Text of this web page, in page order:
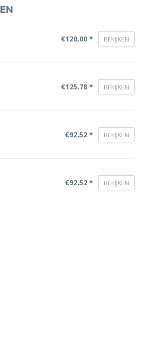
€120,00 * BEKIJKEN
€125,78 * BEKIJKEN
€92,52 * BEKIJKEN
€92,52 * BEKIJKEN